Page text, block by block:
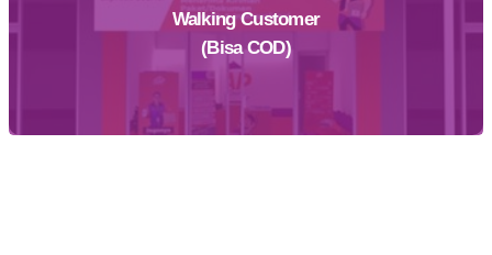
Daftar Sekarang
Walking Customer
(Bisa COD)